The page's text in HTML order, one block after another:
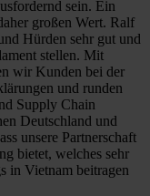
sein. Ein
großen Wert. Ralf
Hürden sehr gut und
stellen. Mit
wir Kunden bei der
und runden
Supply Chain
Deutschland und
unsere Partnerschaft
bietet, welches sehr
in Vietnam beitragen